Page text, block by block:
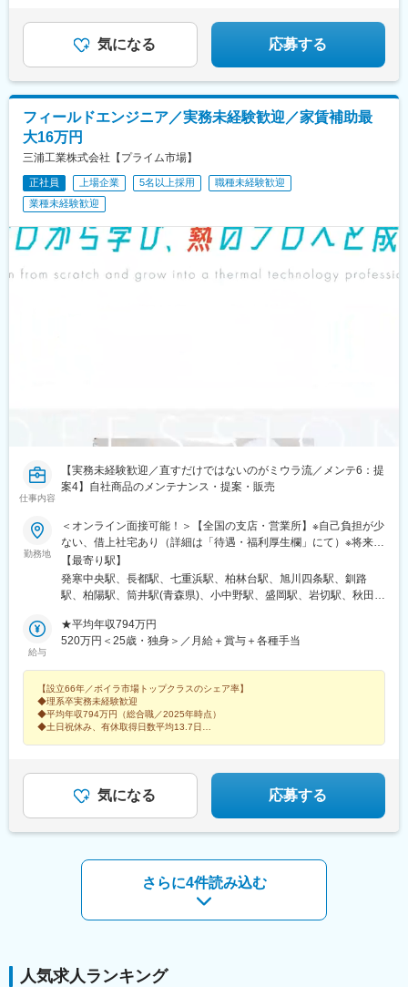
静岡駅、市役所前駅(長野県)、岐阜駅、近鉄名古屋駅、岡崎公園前
駅、地鉄ビル前駅、金沢駅、福井駅、東一身田駅、肥後橋駅、浅
駅、青葉通一番町駅、立川南駅、新千葉駅、日吉町駅、名鉄名古
屋駅、桜橋駅(富山県)、新福井駅、大江橋駅、高須神社駅、みなと
元町駅、阪神国道駅、中電前駅、岡山駅前駅、片原町駅(香川県)、
東雲口駅、高知城前駅、西鉄福岡駅、市役所駅(長崎県)、慶徳校前
駅、加治屋町駅
★残業月平均11時間以下
気になる 応募する
フィールドエンジニア／実務未経験歓迎／家賃補助最
大16万円
三浦工業株式会社【プライム市場】
正社員 上場企業 5名以上採用
職種未経験歓迎
業種未経験歓迎
仕事内容
【実務未経験歓迎／直すだけではないのがミウラ流／メンテ6：提
案4】自社商品のメンテナンス・提案・販売
勤務地
＜オンライン面接可能！＞【全国の支店・営業所】※自己負担が少
ない、借上社宅あり（詳細は「待遇・福利厚生欄」にて）※将来的
に転居を伴う転勤（全国）はありますが、初任地はエリア単位
【北海道／東北／関東／甲信越／東海・北陸／近畿／中四国／九
州・沖縄】で可能な限り希望を考慮しています。北海道、青森
県、群馬県、埼玉県、千葉県、東京都、神奈川県、山梨県、岐阜
県、静岡県、愛知県、三重県、新潟県、富山県、石川県、福井
県、鳥取県、島根県、岡山県、広島県、山口県、徳島県、香川
県、愛媛県、高知県、福岡県、佐賀県、長崎県、熊本県、大分
県、宮崎県、鹿児島県、沖縄県※受動喫煙対策あり
【最寄り駅】
発寒中央駅、長都駅、七重浜駅、柏林台駅、旭川四条駅、釧路
駅、柏陽駅、筒井駅(青森県)、小中野駅、盛岡駅、岩切駅、秋田
岩駅、石神井公園駅、北野駅(東京都)、高輪ゲートウェイ駅、セン
ター南駅、本厚木駅、湘南台駅、大宮公園駅、熊谷駅、大袋駅、
県)、国母駅、新潟駅、北長岡駅、春日山駅、北長野駅、村井駅、
南富山駅、西金沢駅、越前新保駅、尾張星の宮駅、船町駅、春日
井駅(中央本線)、左京山駅、東刈谷駅、岐南駅、春日町駅、沼津
駅、天竜川駅、阿漕駅、中川原駅、新石切駅、南茨木駅(阪急線)、
駅、栗東駅、南彦根駅、郡山駅(奈良県)、紀和駅、鳥取駅、松江
駅、備前西市駅、下祇園駅、東福山駅、防府駅、小月駅、堀江
西都城駅、赤嶺駅、糀谷駅、泉岳寺駅、センター北駅、土呂駅、
八柱駅、沢良宜駅、紀伊中ノ島駅、祇園新橋北駅、蔵本駅
給与
★平均年収794万円
520万円＜25歳・独身＞／月給＋賞与＋各種手当
【設立66年／ボイラ市場トップクラスのシェア率】
◆理系卒実務未経験歓迎
◆平均年収794万円（総合職／2025年時点）
◆土日祝休み、有休取得日数平均13.7日
気になる 応募する
さらに4件読み込む
人気求人ランキング